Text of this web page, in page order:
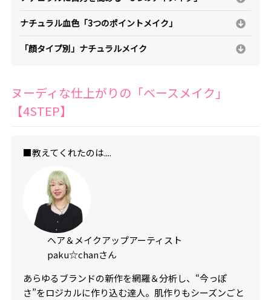
ナチュラル血色「3つのポイントメイク」
「顔タイプ別」ナチュラルメイク
ヌーディな仕上がりの「ベースメイク」
【4STEP】
■教えてくれたのは....
ヘア＆メイクアップアーティスト
paku☆chanさん
あらゆるブランドの新作を網羅＆分析し、“今っぽ
さ”をロジカルに作り込む達人。肌作りもシーズンごと